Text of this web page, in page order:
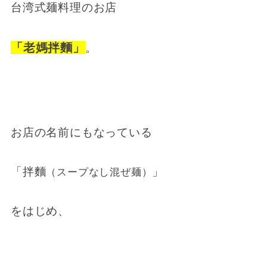
台湾式麺料理のお店
「老媽拌麵」 。
お店の名前にもなっている
「拌麵 （スープなし混ぜ麺） 」
をはじめ、